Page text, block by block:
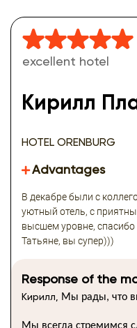
excellent hotel
Кирилл
HOTEL ORENBURG
Advantages
В декабре были с
уютный отель, с
высшем уровне, спасибо
Татьяне, вы супер)))
Response of the
Кирилл, Мы рады, что